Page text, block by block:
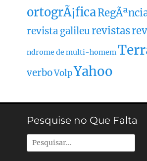
ortogrÃ¡fica
revista galileurevistas
ndrome de multi-homem
verboVolpYahoo
Pesquise no Que Falta
Pesquisar
por: